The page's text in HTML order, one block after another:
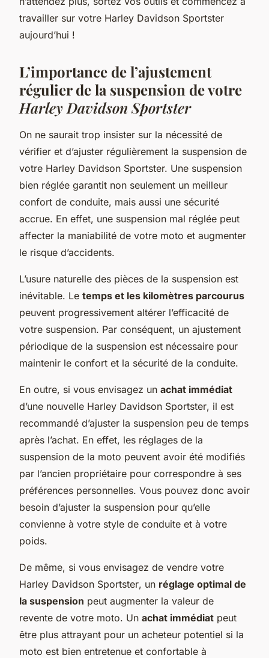
travailler sur votre Harley Davidson Sportster
aujourd’hui !
L’importance de l’ajustement
régulier de la suspension de votre
Harley Davidson Sportster
On ne saurait trop insister sur la nécessité de
vérifier et d’ajuster régulièrement la suspension de
votre Harley Davidson Sportster. Une suspension
bien réglée garantit non seulement un meilleur
confort de conduite, mais aussi une sécurité
accrue. En effet, une suspension mal réglée peut
affecter la maniabilité de votre moto et augmenter
le risque d’accidents.
L’usure naturelle des pièces de la suspension est
inévitable. Le temps et les kilomètres parcourus
peuvent progressivement altérer l’efficacité de
votre suspension. Par conséquent, un ajustement
périodique de la suspension est nécessaire pour
maintenir le confort et la sécurité de la conduite.
En outre, si vous envisagez un achat immédiat
d’une nouvelle Harley Davidson Sportster, il est
recommandé d’ajuster la suspension peu de temps
après l’achat. En effet, les réglages de la
suspension de la moto peuvent avoir été modifiés
par l’ancien propriétaire pour correspondre à ses
préférences personnelles. Vous pouvez donc avoir
besoin d’ajuster la suspension pour qu’elle
convienne à votre style de conduite et à votre
poids.
De même, si vous envisagez de vendre votre
Harley Davidson Sportster, un réglage optimal de
la suspension peut augmenter la valeur de
revente de votre moto. Un achat immédiat peut
être plus attrayant pour un acheteur potentiel si la
moto est bien entretenue et confortable à